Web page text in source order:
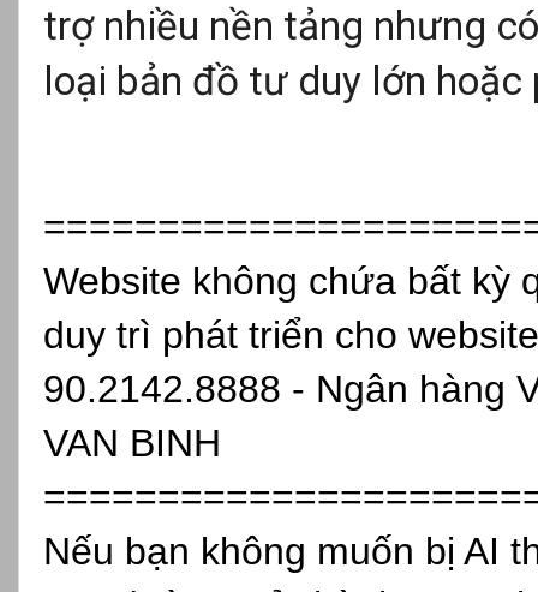
trợ nhiều nền tảng nhưng
loại bản đồ tư duy lớn
Website không chứa bất kỳ
duy trì phát triển cho
90.2142.8888 - Ngân hàng
VAN BINH
Nếu bạn không muốn bị AI